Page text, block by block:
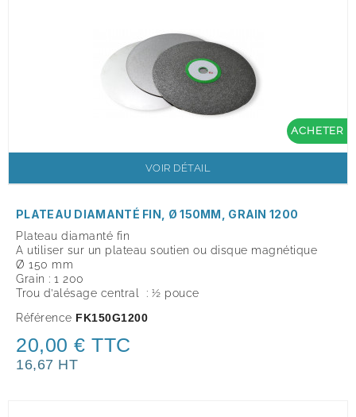
ACHETER
VOIR DÉTAIL
PLATEAU DIAMANTÉ FIN, Ø 150MM, GRAIN 1200
Plateau diamanté fin
A utiliser sur un plateau soutien ou disque magnétique
Ø 150 mm
Grain : 1 200
Trou d’alésage central : ½ pouce
Référence FK150G1200
20,00 € TTC
16,67 HT